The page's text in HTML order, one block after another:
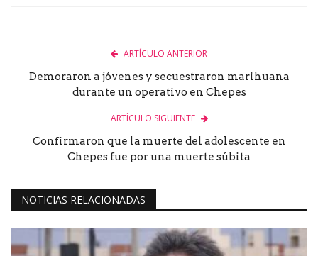
ARTÍCULO ANTERIOR
Demoraron a jóvenes y secuestraron marihuana
durante un operativo en Chepes
ARTÍCULO SIGUIENTE
Confirmaron que la muerte del adolescente en
Chepes fue por una muerte súbita
NOTICIAS RELACIONADAS